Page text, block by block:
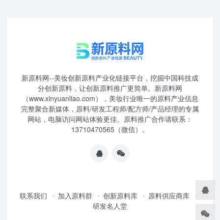
新原料网--美妆创新原料产业化链接平台，挖掘中国科技成
分创新原料，让创新原料推广更简单。新原料网
（www.xinyuanliao.com），美妆行业唯一的原料产业信息
完整聚合新媒体，原料/研发工程师/配方师/产品经理的专属
网站，电脑访问网站体验更佳。原料推广合作请联系：
13710470565（微信）。
联系我们 加入原料群 创新原料库
原料供应商库
研发名人堂